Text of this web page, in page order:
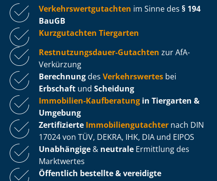
Ver­kehrs­wert­gut­ach­ten im Sinne des § 194
BauGB
Kurzgutachten Tiergarten
Rest­nut­zungs­dau­er-Gutachten zur AfA-
Verkürzung
Berechnung des Verkehrswertes bei
Erbschaft und Scheidung
Immobilien-Kaufberatung in Tiergarten &
Umgebung
Zertifizierte Im­mo­bi­li­en­gut­ach­ter nach DIN
17024 von TÜV, DEKRA, IHK, DIA und EIPOS
Unabhängige & neutrale Ermittlung des
Marktwertes
Öffentlich bestellte & vereidigte